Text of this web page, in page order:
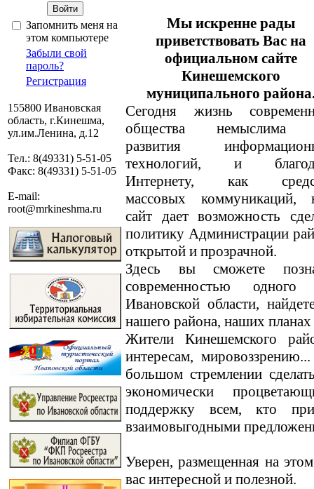
Запомнить меня на
этом компьютере
Забыли свой
пароль?
Регистрация
155800 Ивановская
область, г.Кинешма,
ул.им.Ленина, д.12
Тел.: 8(49331) 5-51-05
Факс: 8(49331) 5-51-05
E-mail:
root@mrkineshma.ru
Мы искренне рады
приветствовать Вас на
официальном сайте
Кинешемского
муниципального
Сегодня жизнь
общества немыслима
развития
технологий, и
Интернету, как
массовых коммуникаций,
сайт дает возможность
политику Администрации
открытой и прозрачной.
Здесь вы сможете
современностью
Ивановской области,
нашего района, наших
Жители Кинешемского
интересам,
большом стремлении
экономически
поддержку всем, кто
взаимовыгодными
Уверен, размещенная на
вас интересной и полезной.